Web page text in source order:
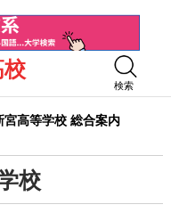
校
検索
宮高等学校 総合案内
校